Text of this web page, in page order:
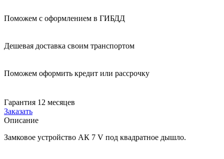
Поможем с оформлением в ГИБДД
Дешевая доставка своим транспортом
Поможем оформить кредит или рассрочку
Гарантия 12 месяцев
Заказать
Описание
Замковое устройство АК 7 V под квадратное дышло.